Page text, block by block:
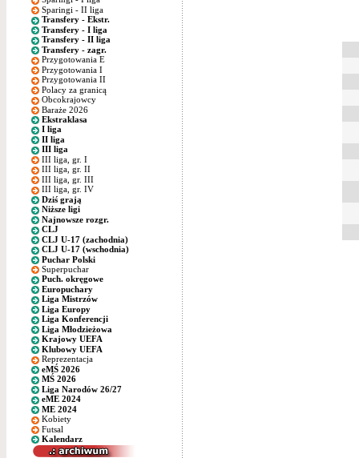
Sparingi - II liga
Transfery - Ekstr.
Transfery - I liga
Transfery - II liga
Transfery - zagr.
Przygotowania E
Przygotowania I
Przygotowania II
Polacy za granicą
Obcokrajowcy
Baraże 2026
Ekstraklasa
I liga
II liga
III liga
III liga, gr. I
III liga, gr. II
III liga, gr. III
III liga, gr. IV
Dziś grają
Niższe ligi
Najnowsze rozgr.
CLJ
CLJ U-17 (zachodnia)
CLJ U-17 (wschodnia)
Puchar Polski
Superpuchar
Puch. okręgowe
Europuchary
Liga Mistrzów
Liga Europy
Liga Konferencji
Liga Młodzieżowa
Krajowy UEFA
Klubowy UEFA
Reprezentacja
eMŚ 2026
MŚ 2026
Liga Narodów 26/27
eME 2024
ME 2024
Kobiety
Futsal
Kalendarz